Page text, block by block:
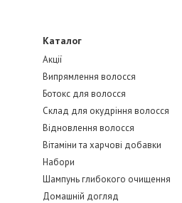
Каталог
Акції
Випрямлення волосся
Ботокс для волосся
Склад для окудріння волосся
Відновлення волосся
Вітаміни та харчові добавки
Набори
Шампунь глибокого очищення
Домашній догляд